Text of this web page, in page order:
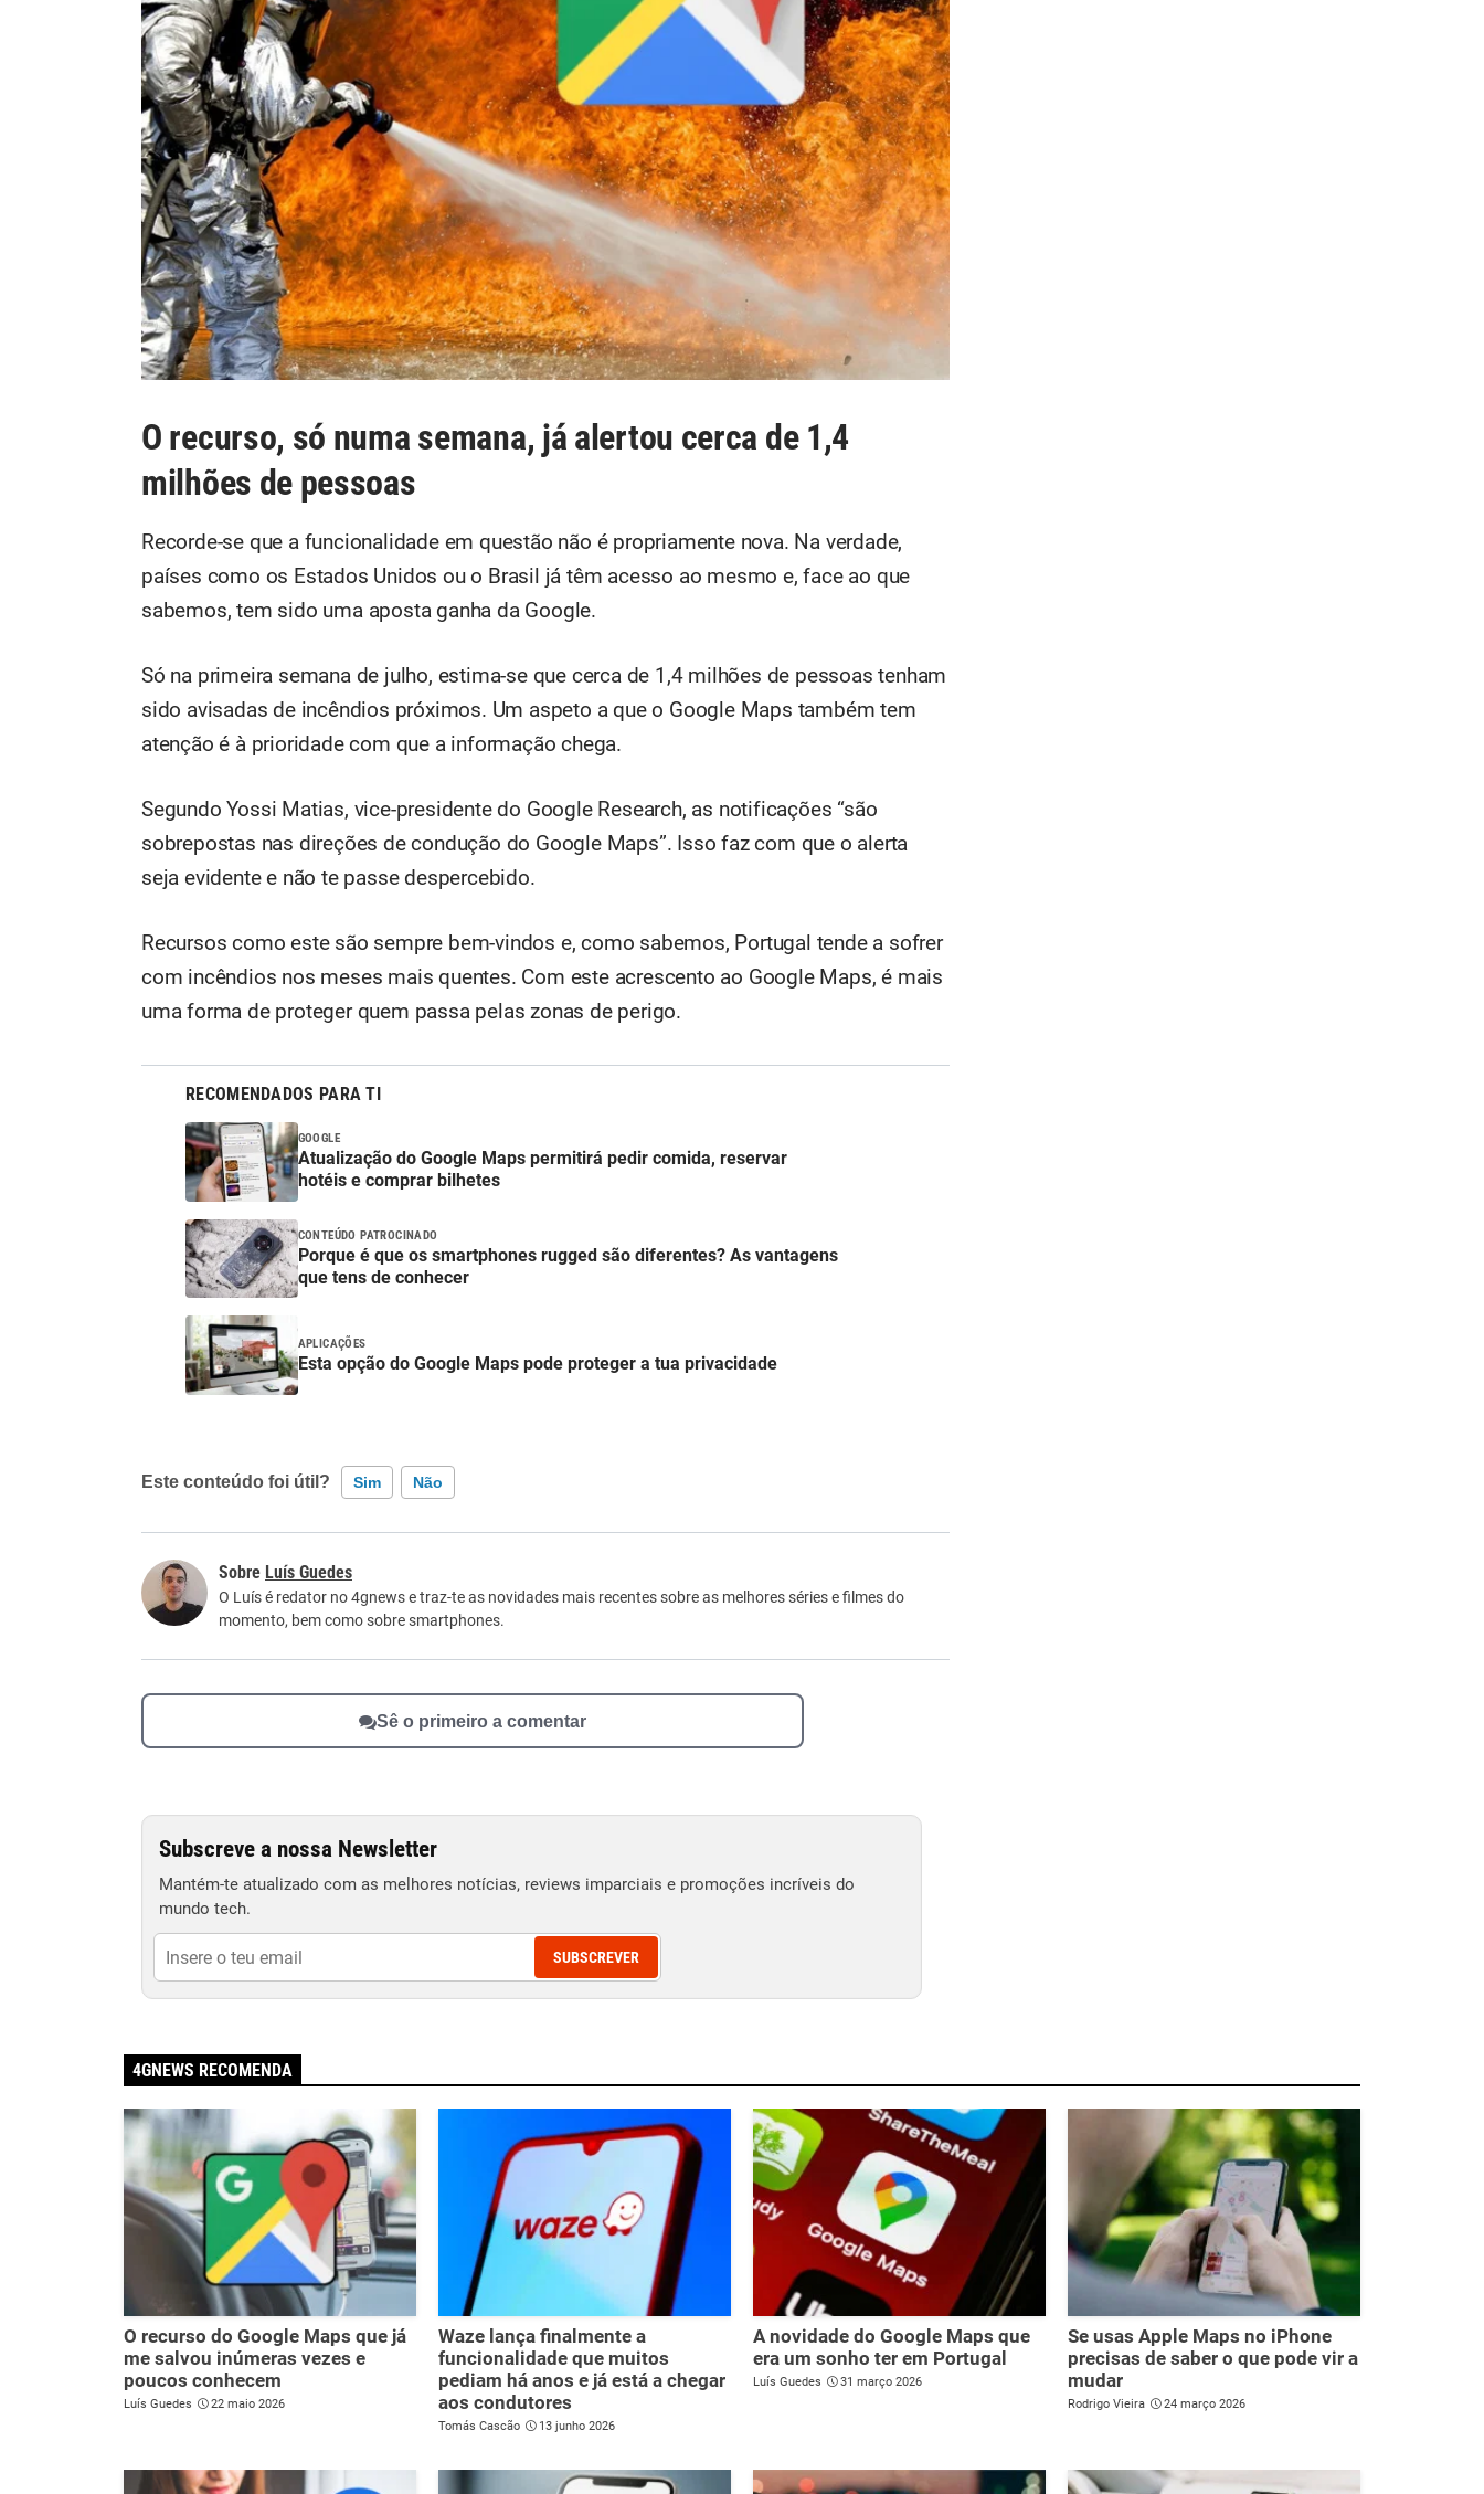
O recurso, só numa semana, já alertou cerca de 1,4
milhões de pessoas
Recorde-se que a funcionalidade em questão não é propriamente nova. Na verdade,
países como os Estados Unidos ou o Brasil já têm acesso ao mesmo e, face ao que
sabemos, tem sido uma aposta ganha da Google.
Só na primeira semana de julho, estima-se que cerca de 1,4 milhões de pessoas tenham
sido avisadas de incêndios próximos. Um aspeto a que o Google Maps também tem
atenção é à prioridade com que a informação chega.
Segundo Yossi Matias, vice-presidente do Google Research, as notificações “são
sobrepostas nas direções de condução do Google Maps”. Isso faz com que o alerta
seja evidente e não te passe despercebido.
Recursos como este são sempre bem-vindos e, como sabemos, Portugal tende a sofrer
com incêndios nos meses mais quentes. Com este acrescento ao Google Maps, é mais
uma forma de proteger quem passa pelas zonas de perigo.
RECOMENDADOS PARA TI
GOOGLE
Atualização do Google Maps permitirá pedir comida, reservar
hotéis e comprar bilhetes
CONTEÚDO PATROCINADO
Porque é que os smartphones rugged são diferentes? As vantagens
que tens de conhecer
APLICAÇÕES
Esta opção do Google Maps pode proteger a tua privacidade
Este conteúdo foi útil? Sim Não
Este conteúdo não tem a informação que procuro
Luís Guedes
O Luís é redator no 4gnews e traz-te as novidades mais recentes sobre as melhores séries e filmes do
momento, bem como sobre smartphones.
Sê o primeiro a comentar
Subscreve a nossa Newsletter
Mantém-te atualizado com as melhores notícias, reviews imparciais e promoções incríveis do
mundo tech.
SUBSCREVER
4GNEWS RECOMENDA
O recurso do Google Maps que já
me salvou inúmeras vezes e
poucos conhecem
Luís Guedes 22 maio 2026
Waze lança finalmente a
funcionalidade que muitos
pediam há anos e já está a chegar
aos condutores
Tomás Cascão 13 junho 2026
A novidade do Google Maps que
era um sonho ter em Portugal
Luís Guedes 31 março 2026
Se usas Apple Maps no iPhone
precisas de saber o que pode vir a
mudar
Rodrigo Vieira 24 março 2026